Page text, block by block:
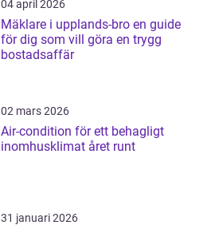
04 april 2026
Mäklare i upplands-bro en guide
för dig som vill göra en trygg
bostadsaffär
02 mars 2026
Air-condition för ett behagligt
inomhusklimat året runt
31 januari 2026